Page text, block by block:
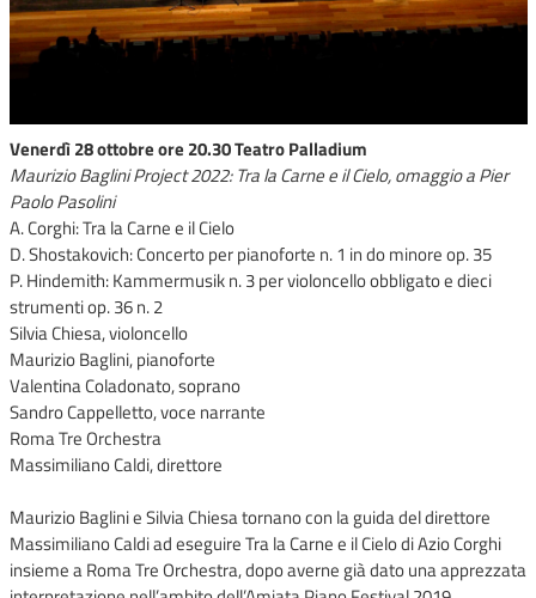
Venerdì 28 ottobre ore 20.30 Teatro Palladium
Maurizio Baglini Project 2022: Tra la Carne e il Cielo, omaggio a Pier
Paolo Pasolini
A. Corghi: Tra la Carne e il Cielo
D. Shostakovich: Concerto per pianoforte n. 1 in do minore op. 35
P. Hindemith: Kammermusik n. 3 per violoncello obbligato e dieci
strumenti op. 36 n. 2
Silvia Chiesa, violoncello
Maurizio Baglini, pianoforte
Valentina Coladonato, soprano
Sandro Cappelletto, voce narrante
Roma Tre Orchestra
Massimiliano Caldi, direttore
Maurizio Baglini e Silvia Chiesa tornano con la guida del direttore
Massimiliano Caldi ad eseguire Tra la Carne e il Cielo di Azio Corghi
insieme a Roma Tre Orchestra, dopo averne già dato una apprezzata